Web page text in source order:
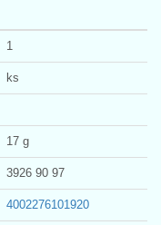
1
ks
17 g
3926 90 97
4002276101920